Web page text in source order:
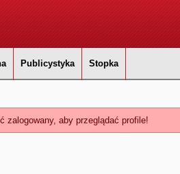
Publicystyka Stopka
zalogowany, aby przeglądać profile!